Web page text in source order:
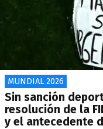
MUNDIAL 2026
Sin sanción
resolución de la
y el antecedente